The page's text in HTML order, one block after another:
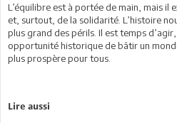
L’équilibre est à portée de main, mais il
et, surtout, de la solidarité. L’histoire
plus grand des périls. Il est temps
opportunité historique de bâtir un
plus prospère pour tous.
Lire aussi